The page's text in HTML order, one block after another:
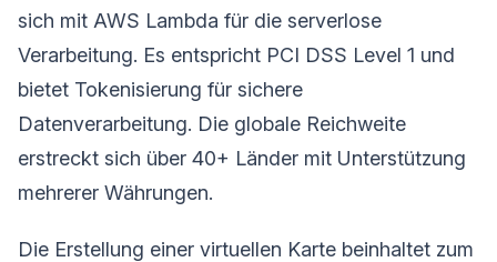
sich mit AWS Lambda für die serverlose
Verarbeitung. Es entspricht PCI DSS Level 1 und
bietet Tokenisierung für sichere
Datenverarbeitung. Die globale Reichweite
erstreckt sich über 40+ Länder mit Unterstützung
mehrerer Währungen.
Die Erstellung einer virtuellen Karte beinhaltet zum